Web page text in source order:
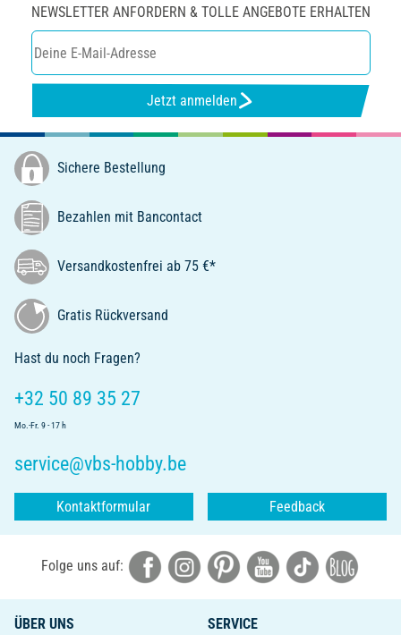
NEWSLETTER ANFORDERN & TOLLE ANGEBOTE ERHALTEN
Jetzt anmelden
Sichere Bestellung
Bezahlen mit Bancontact
Versandkostenfrei ab 75 €*
Gratis Rückversand
Hast du noch Fragen?
+32 50 89 35 27
Mo.-Fr. 9 - 17 h
service@vbs-hobby.be
Kontaktformular Feedback
Folge uns auf:
ÜBER UNS
SERVICE